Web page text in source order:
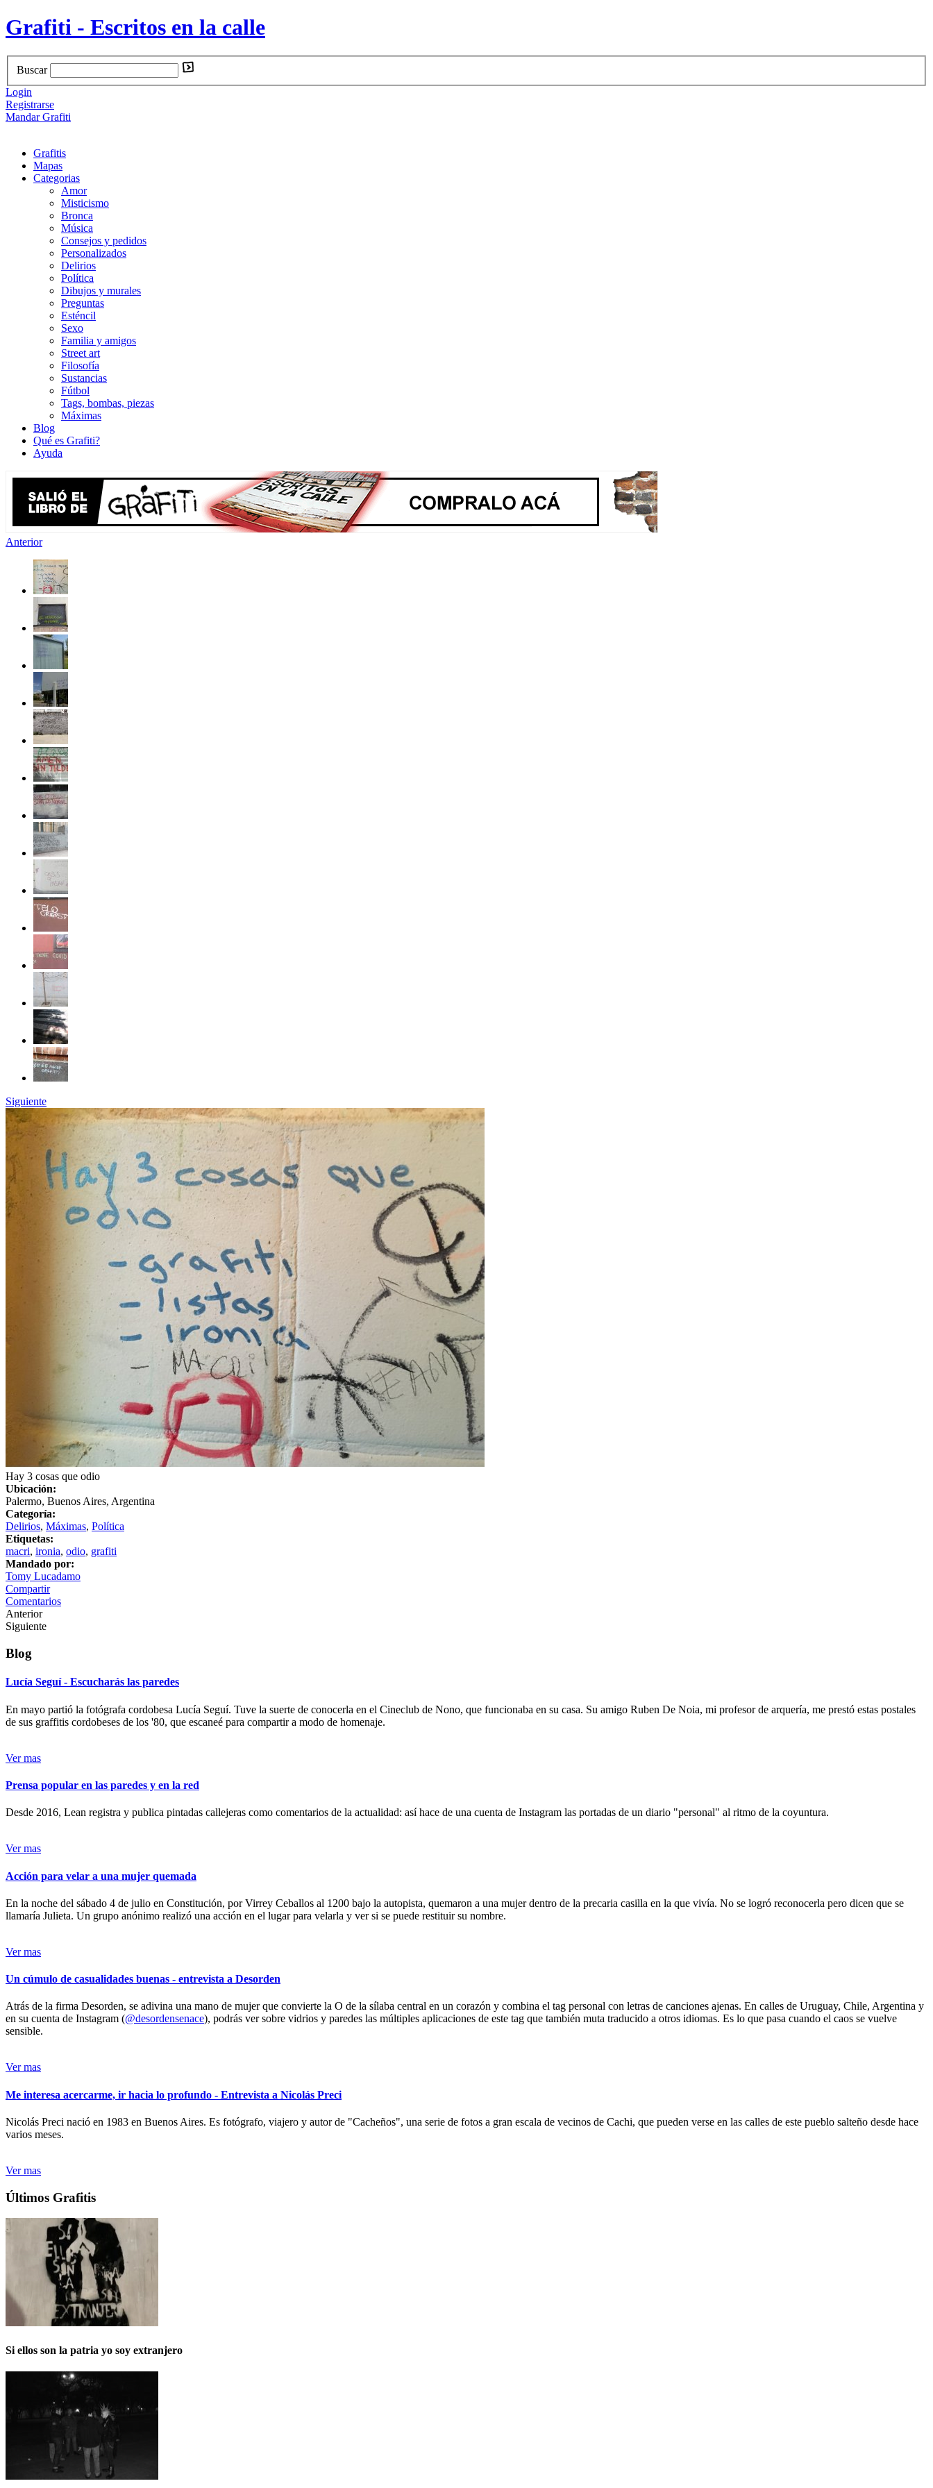
Grafiti - Escritos en la calle
Buscar
Login
Registrarse
Mandar Grafiti
Grafitis
Mapas
Categorias
Amor
Misticismo
Bronca
Música
Consejos y pedidos
Personalizados
Delirios
Política
Dibujos y murales
Preguntas
Esténcil
Sexo
Familia y amigos
Street art
Filosofía
Sustancias
Fútbol
Tags, bombas, piezas
Máximas
Blog
Qué es Grafiti?
Ayuda
Anterior
Siguiente
Hay 3 cosas que odio
Ubicación:
Palermo, Buenos Aires, Argentina
Categoría:
Delirios, Máximas, Política
Etiquetas:
macri, ironia, odio, grafiti
Mandado por:
Tomy Lucadamo
Compartir
Comentarios
Anterior
Siguiente
Blog
Lucía Seguí - Escucharás las paredes
En mayo partió la fotógrafa cordobesa Lucía Seguí. Tuve la suerte de conocerla en el Cineclub de Nono, que funcionaba en su casa. Su amigo Ruben De Noia, mi profesor de arquería, me prestó estas postales
de sus graffitis cordobeses de los '80, que escaneé para compartir a modo de homenaje.
Ver mas
Prensa popular en las paredes y en la red
Desde 2016, Lean registra y publica pintadas callejeras como comentarios de la actualidad: así hace de una cuenta de Instagram las portadas de un diario "personal" al ritmo de la coyuntura.
Ver mas
Acción para velar a una mujer quemada
En la noche del sábado 4 de julio en Constitución, por Virrey Ceballos al 1200 bajo la autopista, quemaron a una mujer dentro de la precaria casilla en la que vivía. No se logró reconocerla pero dicen que se
llamaría Julieta. Un grupo anónimo realizó una acción en el lugar para velarla y ver si se puede restituir su nombre.
Ver mas
Un cúmulo de casualidades buenas - entrevista a Desorden
Atrás de la firma Desorden, se adivina una mano de mujer que convierte la O de la sílaba central en un corazón y combina el tag personal con letras de canciones ajenas. En calles de Uruguay, Chile, Argentina y
en su cuenta de Instagram (@desordensenace), podrás ver sobre vidrios y paredes las múltiples aplicaciones de este tag que también muta traducido a otros idiomas. Es lo que pasa cuando el caos se vuelve
sensible.
Ver mas
Me interesa acercarme, ir hacia lo profundo - Entrevista a Nicolás Preci
Nicolás Preci nació en 1983 en Buenos Aires. Es fotógrafo, viajero y autor de "Cacheños", una serie de fotos a gran escala de vecinos de Cachi, que pueden verse en las calles de este pueblo salteño desde hace
varios meses.
Ver mas
Últimos Grafitis
Si ellos son la patria yo soy extranjero